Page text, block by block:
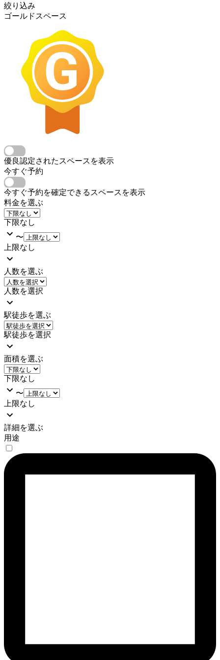
絞り込み
ゴールドスペース
優良認定されたスペースを表示
今すぐ予約
今すぐ予約を確定できるスペースを表示
料金を選ぶ
下限なし
〜
上限なし
人数を選ぶ
人数を選択
駅徒歩を選ぶ
駅徒歩を選択
面積を選ぶ
下限なし
〜
上限なし
詳細を選ぶ
用途